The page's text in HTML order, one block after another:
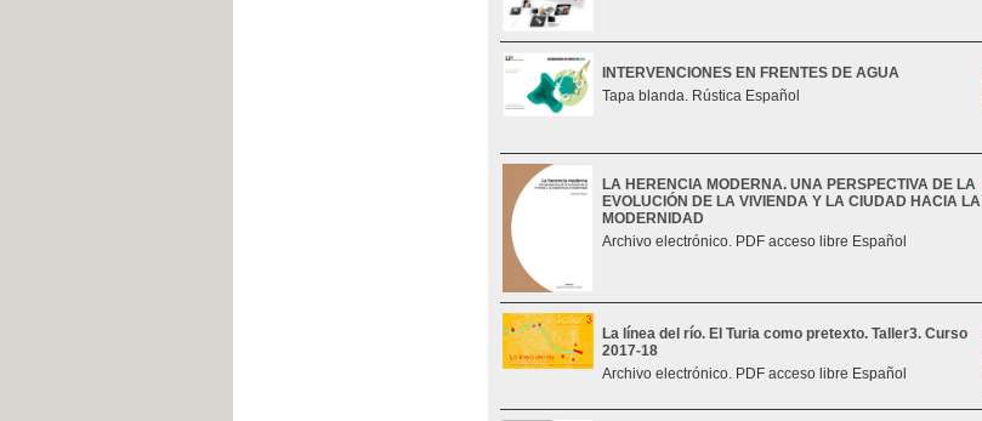
INTERVENCIONES EN FRENTES DE AGUA
Tapa blanda. Rústica Español
LA HERENCIA MODERNA. UNA PERSPECTIVA DE LA
EVOLUCIÓN DE LA VIVIENDA Y LA CIUDAD HACIA LA
MODERNIDAD
Archivo electrónico. PDF acceso libre Español
La línea del río. El Turia como pretexto. Taller3. Curso
2017-18
Archivo electrónico. PDF acceso libre Español